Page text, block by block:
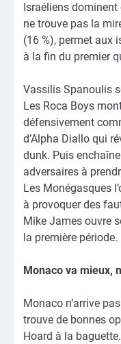
Israéliens
ne trouve pas la
(16 %), permet aux
à la fin du premier
Vassilis Spanoulis
Les Roca Boys
défensivement
d’Alpha Diallo qui
dunk. Puis
adversaires à
Les Monégasques
à provoquer des
Mike James ouvre
la première période.
Monaco va mieux,
Monaco n’arrive
trouve de bonnes
Hoard à la